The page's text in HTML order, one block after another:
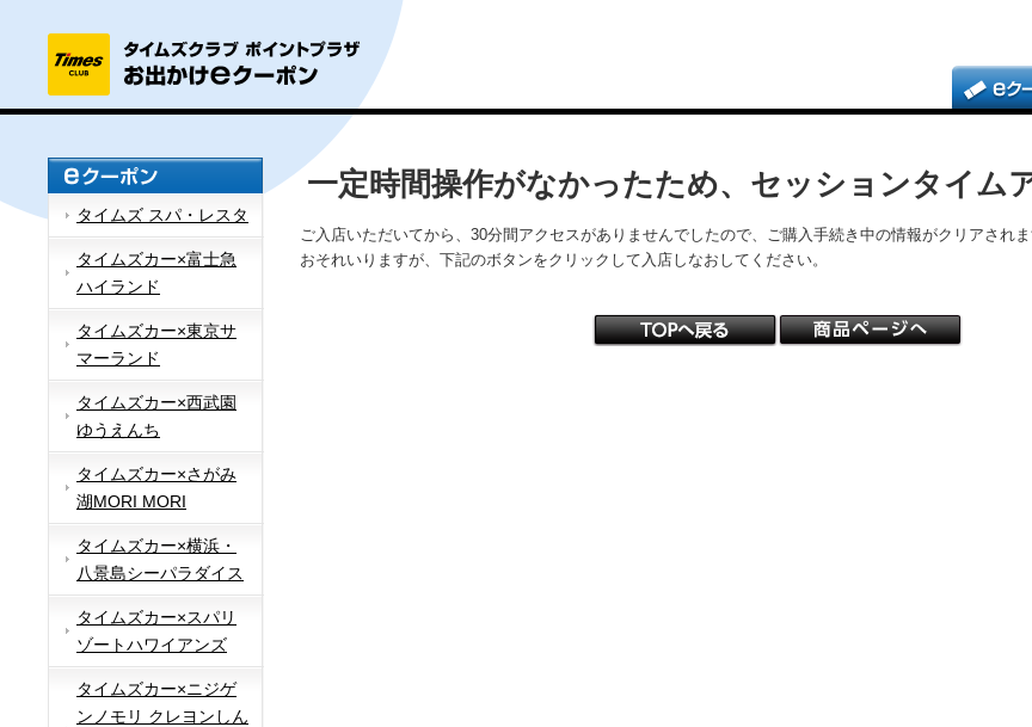
タイムズ スパ・レスタ
タイムズカー×富士急
ハイランド
タイムズカー×東京サ
マーランド
タイムズカー×西武園
ゆうえんち
タイムズカー×さがみ
湖MORI MORI
タイムズカー×横浜・
八景島シーパラダイス
タイムズカー×スパリ
ゾートハワイアンズ
タイムズカー×ニジゲ
ンノモリ クレヨンしん
一定時間操作がなかったため、セッションタイム
ご入店いただいてから、30分間アクセスがありませんでしたので、ご購入手続き中の情報がクリアされま
おそれいりますが、下記のボタンをクリックして入店しなおしてください。